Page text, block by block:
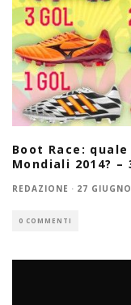
Boot Race:
Mondiali 2014? –
REDAZIONE · 27
0 COMMENTI